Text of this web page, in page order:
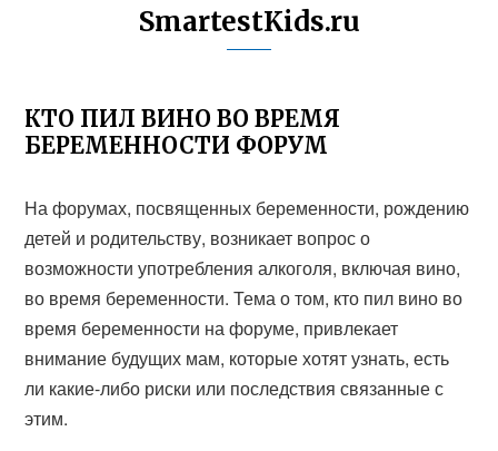
SmartestKids.ru
КТО ПИЛ ВИНО ВО ВРЕМЯ
БЕРЕМЕННОСТИ ФОРУМ
На форумах, посвященных беременности, рождению
детей и родительству, возникает вопрос о
возможности употребления алкоголя, включая вино,
во время беременности. Тема о том, кто пил вино во
время беременности на форуме, привлекает
внимание будущих мам, которые хотят узнать, есть
ли какие-либо риски или последствия связанные с
этим.